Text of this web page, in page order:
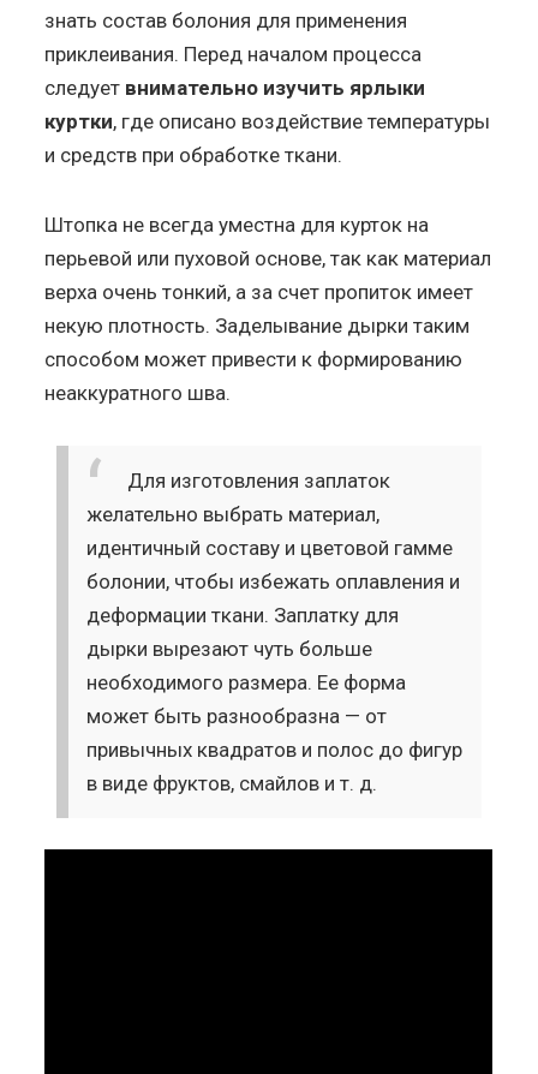
знать состав болония для применения
приклеивания. Перед началом процесса
следует внимательно изучить ярлыки
куртки, где описано воздействие температуры
и средств при обработке ткани.
Штопка не всегда уместна для курток на
перьевой или пуховой основе, так как материал
верха очень тонкий, а за счет пропиток имеет
некую плотность. Заделывание дырки таким
способом может привести к формированию
неаккуратного шва.
Для изготовления заплаток
желательно выбрать материал,
идентичный составу и цветовой гамме
болонии, чтобы избежать оплавления и
деформации ткани. Заплатку для
дырки вырезают чуть больше
необходимого размера. Ее форма
может быть разнообразна — от
привычных квадратов и полос до фигур
в виде фруктов, смайлов и т. д.